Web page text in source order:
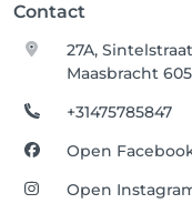
Contact
27A, Sintelstraat
Maasbracht
+31475785847
Open
Open